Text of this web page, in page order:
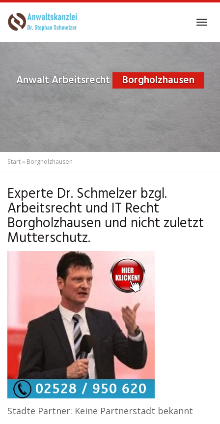
to
Anwalt Arbeitsrecht Borgholzhausen
Start» Borgholzhausen
Experte Dr. Schmelzer bzgl.
Arbeitsrecht und IT Recht
Borgholzhausen und nicht zuletzt
Mutterschutz.
Städte Partner: Keine Partnerstadt bekannt